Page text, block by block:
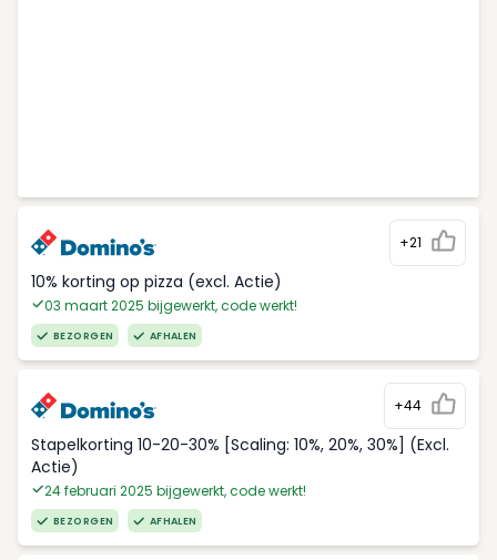
+21
10% korting op pizza (excl. Actie)
03 maart 2025 bijgewerkt, code werkt!
BEZORGEN AFHALEN
+44
Stapelkorting 10-20-30% [Scaling: 10%, 20%, 30%] (Excl.
Actie)
24 februari 2025 bijgewerkt, code werkt!
BEZORGEN AFHALEN